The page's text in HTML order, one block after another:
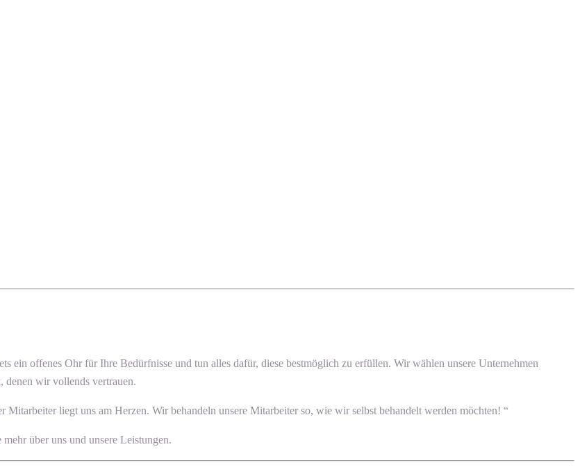
ein offenes Ohr für Ihre Bedürfnisse und tun alles dafür, diese bestmöglich zu erfüllen. Wir wählen unsere Unternehmen
denen wir vollends vertrauen.
liegt uns am Herzen. Wir behandeln unsere Mitarbeiter so, wie wir selbst behandelt werden möchten! “
über uns und unsere Leistungen.